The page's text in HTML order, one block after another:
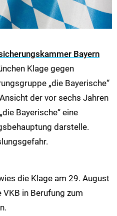
Bayern
Klage gegen
„die Bayerische“
der vor sechs Jahren
Bayerische“ eine
darstelle.
die Klage am 29. August
in Berufung zum